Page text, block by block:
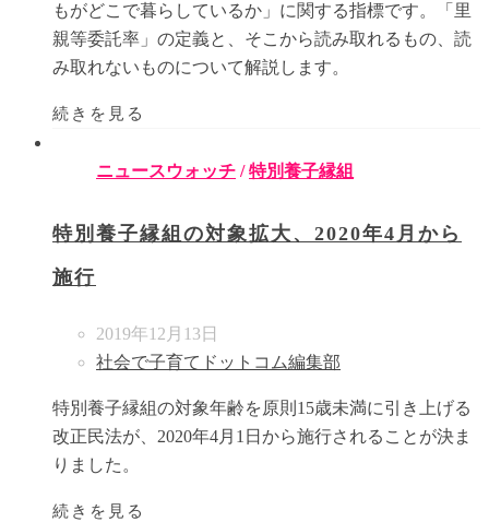
もがどこで暮らしているか」に関する指標です。「里
親等委託率」の定義と、そこから読み取れるもの、読
み取れないものについて解説します。
続きを見る
ニュースウォッチ /特別養子縁組
特別養子縁組の対象拡大、2020年4月から
施行
2019年12月13日
社会で子育てドットコム編集部
特別養子縁組の対象年齢を原則15歳未満に引き上げる
改正民法が、2020年4月1日から施行されることが決ま
りました。
続きを見る